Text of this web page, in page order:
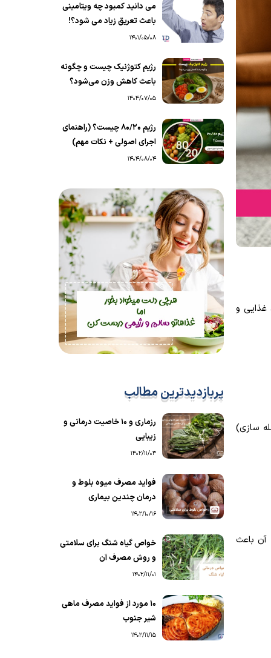
غذایی و
سازی)
باعث
می دانید کمبود چه ویتامینی
باعث تعریق زیاد می شود؟!
1401/05/08
رژیم کتوژنیک چیست و چگونه
باعث کاهش وزن می‌شود؟
1404/07/05
رژیم 80/20 چیست؟ (راهنمای
اجرای اصولی + نکات مهم)
1404/08/04
پربازدیدترین مطالب
رزماری و ۱۰ خاصیت درمانی و
زیبایی
1402/11/03
فواید مصرف میوه بلوط و
درمان چندین بیماری
1402/10/16
خواص گیاه شنگ برای سلامتی
و روش مصرف آن
1402/11/01
۱۰ مورد از فواید مصرف ماهی
شیر جنوب
1402/11/15